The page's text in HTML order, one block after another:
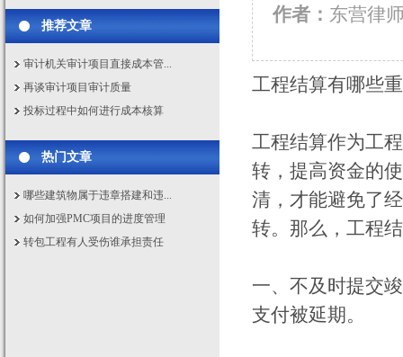
推荐文章
审计机关审计项目直接成本管...
再谈审计项目审计质量
投标过程中如何进行成本核算
热门文章
哪些建筑物属于违章搭建和违...
如何加强PMC项目的进度管理
转包工程有人受伤谁承担责任
作者： 东营
工程结算有哪些
工程结算作为工
转，提高资金的
清，才能避免了
转。那么，工程
一、不及时提交
支付被延期。